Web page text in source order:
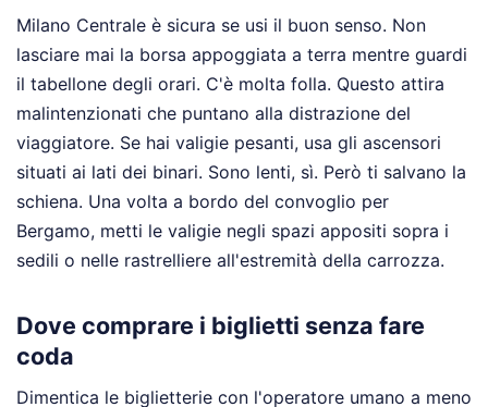
Milano Centrale è sicura se usi il buon senso. Non
lasciare mai la borsa appoggiata a terra mentre guardi
il tabellone degli orari. C'è molta folla. Questo attira
malintenzionati che puntano alla distrazione del
viaggiatore. Se hai valigie pesanti, usa gli ascensori
situati ai lati dei binari. Sono lenti, sì. Però ti salvano la
schiena. Una volta a bordo del convoglio per
Bergamo, metti le valigie negli spazi appositi sopra i
sedili o nelle rastrelliere all'estremità della carrozza.
Dove comprare i biglietti senza fare
coda
Dimentica le biglietterie con l'operatore umano a meno